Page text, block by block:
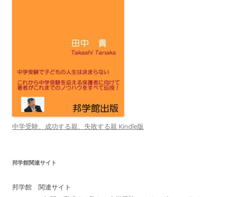
中学受験、成功する親、失敗する親 Kindle版
邦学館関連サイト
邦学館 関連サイト